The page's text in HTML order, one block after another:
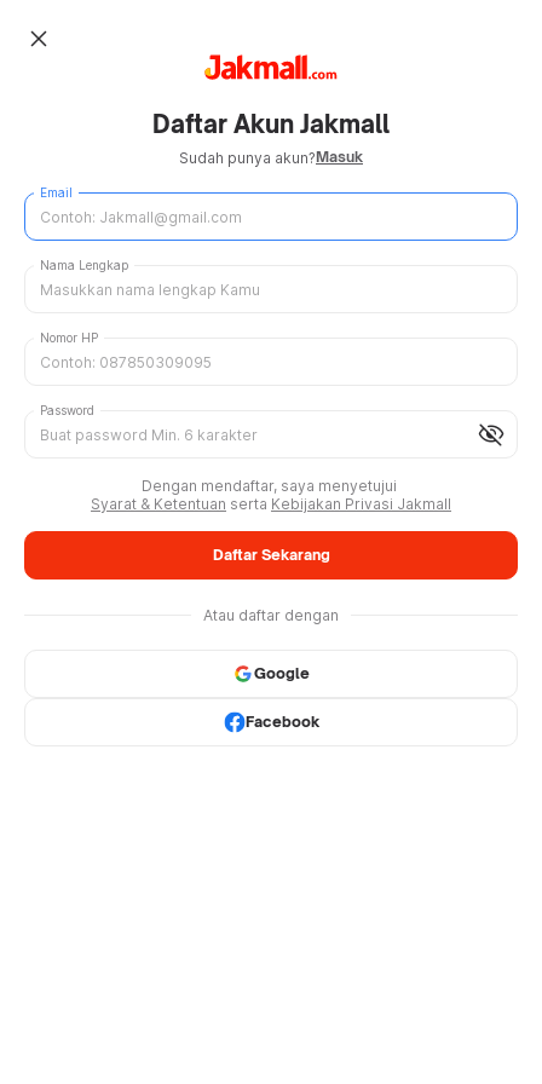
close
Daftar Akun Jakmall
Sudah punya akun?Masuk
Email
Nama Lengkap
Nomor HP
visibility_off
Password
Dengan mendaftar, saya menyetujui
Syarat & Ketentuan serta Kebijakan Privasi Jakmall
Daftar Sekarang
Atau daftar dengan
Google
Facebook